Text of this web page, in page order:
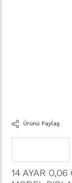
Ürünü Paylaş
14 AYAR 0,06